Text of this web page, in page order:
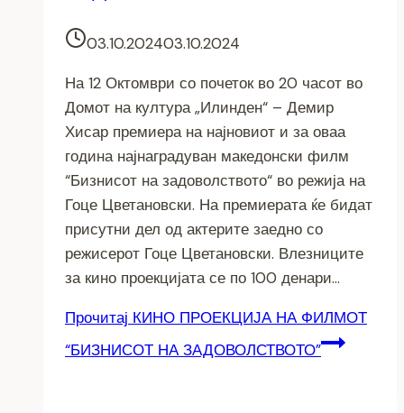
03.10.202403.10.2024
На 12 Октомври со почеток во 20 часот во
Домот на култура „Илинден“ – Демир
Хисар премиера на најновиот и за оваа
година најнаградуван македонски филм
“Бизнисот на задоволството“ во режија на
Гоце Цветановски. На премиерата ќе бидат
присутни дел од актерите заедно со
режисерот Гоце Цветановски. Влезниците
за кино проекцијата се по 100 денари…
Прочитај КИНО ПРОЕКЦИЈА НА ФИЛМОТ
“БИЗНИСОТ НА ЗАДОВОЛСТВОТО”